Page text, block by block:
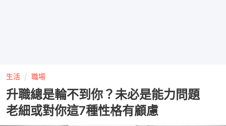
生活 職場
升職總是輪不到你？未必是能力問題
老細或對你這7種性格有顧慮